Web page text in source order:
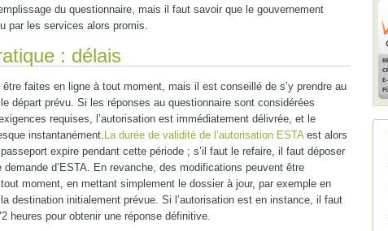
du questionnaire, mais il faut savoir que le gouvernement
par les services alors promis.
: délais
être faites en ligne à tout moment, mais il est conseillé de s’y prendre au
départ prévu. Si les réponses au questionnaire sont considérées
requises, l’autorisation est immédiatement délivrée, et le
instantanément.La durée de validité de l’autorisation ESTAest alors
expire pendant cette période ; s’il faut le refaire, il faut déposer
demande d’ESTA. En revanche, des modifications peuvent être
moment, en mettant simplement le dossier à jour, par exemple en
destination initialement prévue. Si l’autorisation est en instance, il faut
heures pour obtenir une réponse définitive.